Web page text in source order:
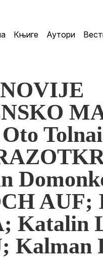
Књиге Аутори
AUF;
Katalin
Kalman